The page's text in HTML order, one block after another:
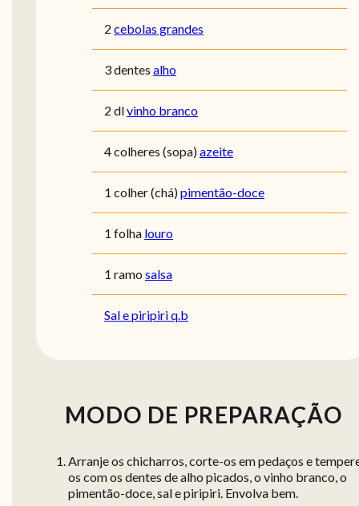
2 cebolas grandes
3 dentes alho
2 dlvinho branco
4 colheres (sopa)azeite
1 colher (chá)pimentão-doce
1 folha louro
1 ramo salsa
Sal e piripiri q.b
MODO DE PREPARAÇÃO
Arranje os chicharros, corte-os em pedaços e
os com os dentes de alho picados, o vinho branco, o
pimentão-doce, sal e piripiri. Envolva bem.